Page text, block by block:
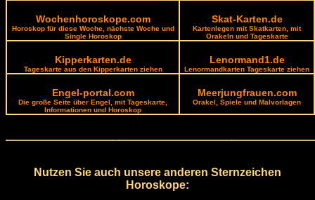
Wochenhoroskope.com
Horoskop für diese Woche, nächste Woche und
Single Horoskop
Skat-Karten.de
Kartenlegen mit Skatkarten, mit
Orakeln und Tageskarte
Kipperkarten.de
Tageskarte aus den Kipperkarten ziehen
Lenormand1.de
Lenormandkarten Tageskarte ziehen
Engel-portal.com
Die große Seite über Engel, mit Tageskarte,
Informationen und Horoskop
Meerjungfrauen.com
Orakel, Spiele und Malvorlagen
Nutzen Sie auch unsere anderen Sternzeichen
Horoskope: